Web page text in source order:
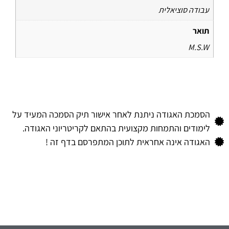
עבודה סוציאלית
תואר
M.S.W
הסמכת האגודה ניתנת לאחר אישור תיק הסמכה המעיד על
לימודים והתמחות מקצועית בהתאם לקריטריוני האגודה.
האגודה אינה אחראית לתוכן המתפרסם בדף זה !